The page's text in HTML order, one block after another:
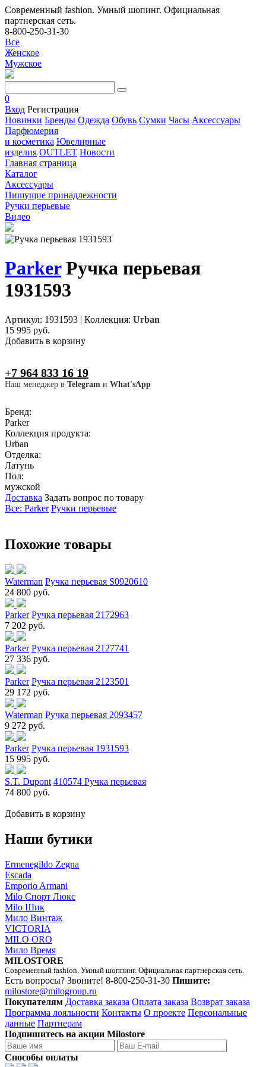
Современный fashion. Умный шопинг. Официальная
партнерская сеть.
8-800-250-31-30
Все
Женское
Мужское
0
Вход Регистрация
Новинки Бренды Одежда Обувь Сумки Часы Аксессуары
Парфюмерия
и косметика Ювелирные
изделия OUTLET Новости
Главная страница
Каталог
Аксессуары
Пишущие принадлежности
Ручки перьевые
Видео
ParkerРучка перьевая
1931593
Артикул: 1931593 | Коллекция: Urban
15 995 руб.
Добавить в корзину
+7 964 833 16 19
Наш менеджер в Telegram и What'sApp
Бренд:
Parker
Коллекция продукта:
Urban
Отделка:
Латунь
Пол:
мужской
Доставка Задать вопрос по товару
Все: Parker Ручки перьевые
Похожие товары
Waterman Ручка перьевая S0920610
24 800 руб.
Parker Ручка перьевая 2172963
7 202 руб.
Parker Ручка перьевая 2127741
27 336 руб.
Parker Ручка перьевая 2123501
29 172 руб.
Waterman Ручка перьевая 2093457
9 272 руб.
Parker Ручка перьевая 1931593
15 995 руб.
S.T. Dupont 410574 Ручка перьевая
74 800 руб.
Добавить в корзину
Наши бутики
Ermenegildo Zegna
Escada
Emporio Armani
Milo Спорт Люкс
Milo Шик
Мило Винтаж
VICTORIA
MILO ORO
Мило Время
MILOSTORE
Современный fashion. Умный шоппинг. Официальная партнерская сеть.
Есть вопросы? Звоните! 8-800-250-31-30 Пишите:
milostore@milogroup.ru
Покупателям Доставка заказа Оплата заказа Возврат заказа
Программа лояльности Контакты О проекте Персональные
данные Партнерам
Подпишитесь на акции Milostore
Способы оплаты